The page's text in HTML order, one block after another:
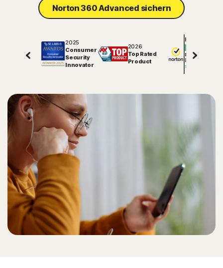
Norton 360 Advanced sichern
2025
Consumer
Security
Innovator
2026
Top Rated
Product
Hervorragend
81847
Bewertungen auf